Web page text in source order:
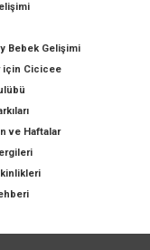
Bebek Gelişimi
için Cicicee
ve Haftalar